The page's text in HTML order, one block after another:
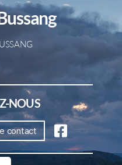
NOUS
contact